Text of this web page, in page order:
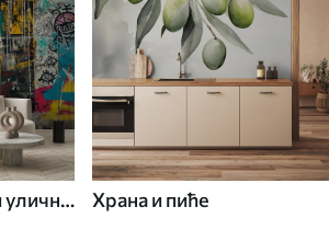
уличне
Храна и пиће